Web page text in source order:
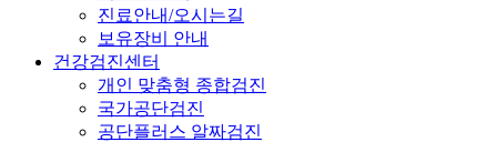
진료안내/오시는길
보유장비 안내
건강검진센터
개인 맞춤형 종합검진
국가공단검진
공단플러스 알짜검진